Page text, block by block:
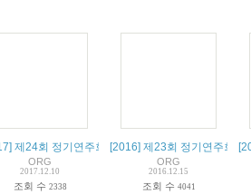
제24회 정기연주회 - LOVE
ORG
2017.12.10
조회 수 2338
[2016] 제23회 정기연주회 -
ORG
2016.12.15
조회 수 4041